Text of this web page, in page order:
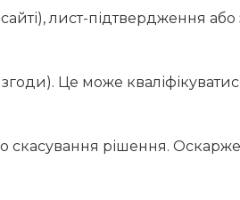
лист-підтвердження або
Це може
скасування рішення.